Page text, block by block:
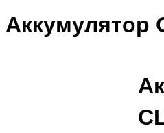
Аккумулятор